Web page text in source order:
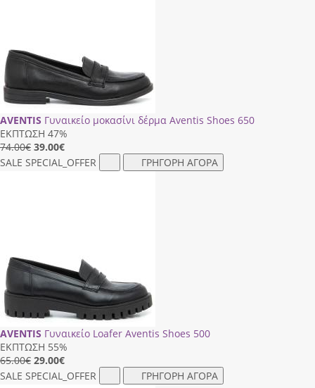
AVENTIS Γυναικείο μοκασίνι δέρμα Aventis Shoes 650
ΕΚΠΤΩΣΗ 47%
74.00€ 39.00€
SALE SPECIAL_OFFER ΓΡΗΓΟΡΗ ΑΓΟΡΑ
AVENTIS Γυναικείο Loafer Aventis Shoes 500
ΕΚΠΤΩΣΗ 55%
65.00€ 29.00€
SALE SPECIAL_OFFER ΓΡΗΓΟΡΗ ΑΓΟΡΑ